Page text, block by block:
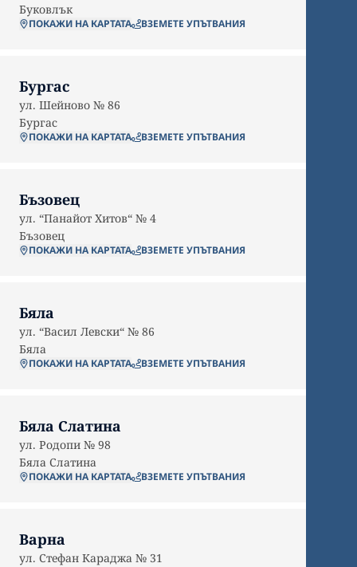
Буковлък
ПОКАЖИ НА КАРТАТА ВЗЕМЕТЕ УПЪТВАНИЯ
Бургас
ул. Шейново № 86
Бургас
ПОКАЖИ НА КАРТАТА ВЗЕМЕТЕ УПЪТВАНИЯ
Бъзовец
ул. “Панайот Хитов“ № 4
Бъзовец
ПОКАЖИ НА КАРТАТА ВЗЕМЕТЕ УПЪТВАНИЯ
Бяла
ул. “Васил Левски“ № 86
Бяла
ПОКАЖИ НА КАРТАТА ВЗЕМЕТЕ УПЪТВАНИЯ
Бяла Слатина
ул. Родопи № 98
Бяла Слатина
ПОКАЖИ НА КАРТАТА ВЗЕМЕТЕ УПЪТВАНИЯ
Варна
ул. Стефан Караджа № 31